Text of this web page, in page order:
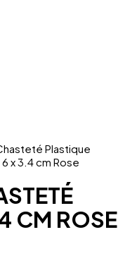
Plastique
x 3.4 cm Rose
CM ROSE